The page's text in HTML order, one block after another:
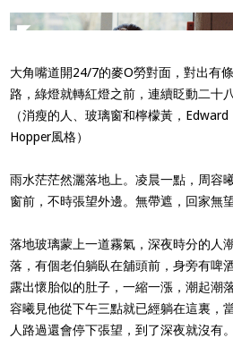
大角嘴道開24/7的麥O勞對面，對出有
路，綠燈就轉紅燈之前，連續眨動二十八
（消瘦的人、玻璃窗和檸檬黃，Edward
Hopper風格）
雨水茫茫然灑落地上。凌晨一點，周容
窗前，不時張望外邊。無帶遮，回家無望
落地玻璃蒙上一道霧氣，深夜時分的人
落，有個老伯躺臥在舖頭前，身旁有啤
露出懷胎似的肚子，一縮一漲，潮起潮
容曦見他從下午三點就已經躺在這裏，
人路過還會停下張望，到了深夜就沒有